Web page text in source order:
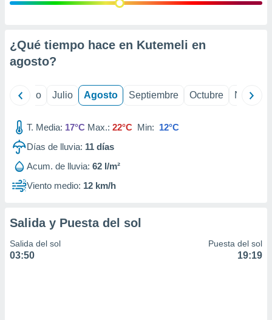
e
mediante
de
1199
¿Qué tiempo hace en Kutemeli en
agosto?
Junio Julio Agosto Septiembre Octubre
T. Media: 17°C Max.: 22°C Min: 12°C
Días de lluvia: 11 días
Acum. de lluvia: 62 l/m²
Viento medio: 12 km/h
Salida y Puesta del sol
Salida del sol
03:50
Puesta del sol
19:19